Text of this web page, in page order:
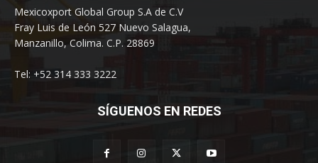
Mexicoxport Global Group S.A de C.V
Fray Luis de León 527 Nuevo Salagua,
Manzanillo, Colima. C.P. 28869
Tel: +52 314 333 3222
SÍGUENOS EN REDES